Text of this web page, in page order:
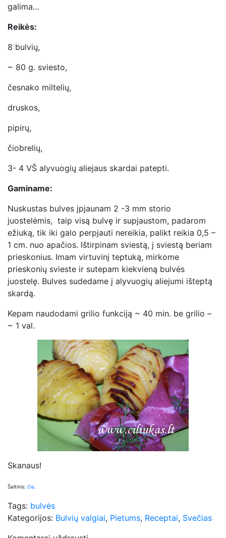
galima…
Reikės:
8 bulvių,
~ 80 g. sviesto,
česnako miltelių,
druskos,
pipirų,
čiobrelių,
3- 4 VŠ alyvuogių aliejaus skardai patepti.
Gaminame:
Nuskustas bulves įpjaunam 2 -3 mm storio
juostelėmis, taip visą bulvę ir supjaustom, padarom
ežiuką, tik iki galo perpjauti nereikia, palikt reikia 0,5 –
1 cm. nuo apačios. Ištirpinam sviestą, į sviestą beriam
prieskonius. Imam virtuvinį teptuką, mirkome
prieskonių svieste ir sutepam kiekvieną bulvės
juostelę. Bulves sudedame į alyvuogių aliejumi išteptą
skardą.
Kepam naudodami grilio funkciją ~ 40 min. be grilio –
~ 1 val.
Skanaus!
Šaltinis: čia.
Tags: bulvės
Kategorijos: Bulvių valgiai, Pietums, Receptai, Svečias